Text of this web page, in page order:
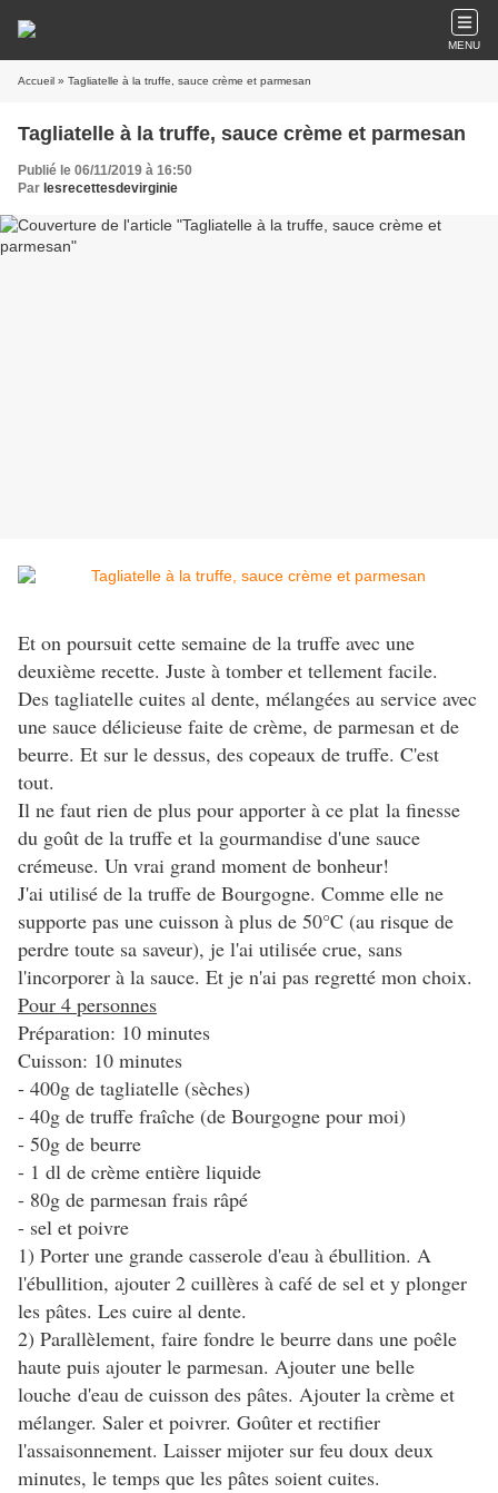
MENU
Accueil » Tagliatelle à la truffe, sauce crème et parmesan
Tagliatelle à la truffe, sauce crème et parmesan
Publié le 06/11/2019 à 16:50
Par lesrecettesdevirginie
Et on poursuit cette semaine de la truffe avec une
deuxième recette. Juste à tomber et tellement facile.
Des tagliatelle cuites al dente, mélangées au service avec
une sauce délicieuse faite de crème, de parmesan et de
beurre. Et sur le dessus, des copeaux de truffe. C'est
tout.
Il ne faut rien de plus pour apporter à ce plat la finesse
du goût de la truffe et la gourmandise d'une sauce
crémeuse. Un vrai grand moment de bonheur!
J'ai utilisé de la truffe de Bourgogne. Comme elle ne
supporte pas une cuisson à plus de 50°C (au risque de
perdre toute sa saveur), je l'ai utilisée crue, sans
l'incorporer à la sauce. Et je n'ai pas regretté mon choix.
Pour 4 personnes
Préparation: 10 minutes
Cuisson: 10 minutes
- 400g de tagliatelle (sèches)
- 40g de truffe fraîche (de Bourgogne pour moi)
- 50g de beurre
- 1 dl de crème entière liquide
- 80g de parmesan frais râpé
- sel et poivre
1) Porter une grande casserole d'eau à ébullition. A
l'ébullition, ajouter 2 cuillères à café de sel et y plonger
les pâtes. Les cuire al dente.
2) Parallèlement, faire fondre le beurre dans une poêle
haute puis ajouter le parmesan. Ajouter une belle
louche d'eau de cuisson des pâtes. Ajouter la crème et
mélanger. Saler et poivrer. Goûter et rectifier
l'assaisonnement. Laisser mijoter sur feu doux deux
minutes, le temps que les pâtes soient cuites.